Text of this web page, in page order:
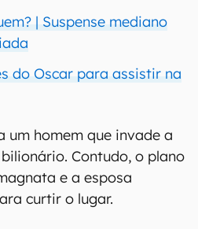
| Suspense mediano
do Oscar para assistir na
um homem que invade a
Contudo, o plano
e a esposa
curtir o lugar.